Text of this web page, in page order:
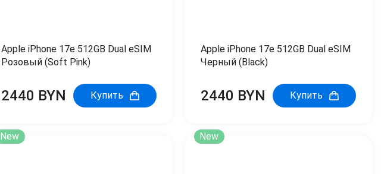
Apple iPhone 17e 512GB Dual eSIM
Розовый (Soft Pink)
2440 BYN Купить
Apple iPhone 17e 512GB Dual eSIM
Черный (Black)
2440 BYN Купить
New New